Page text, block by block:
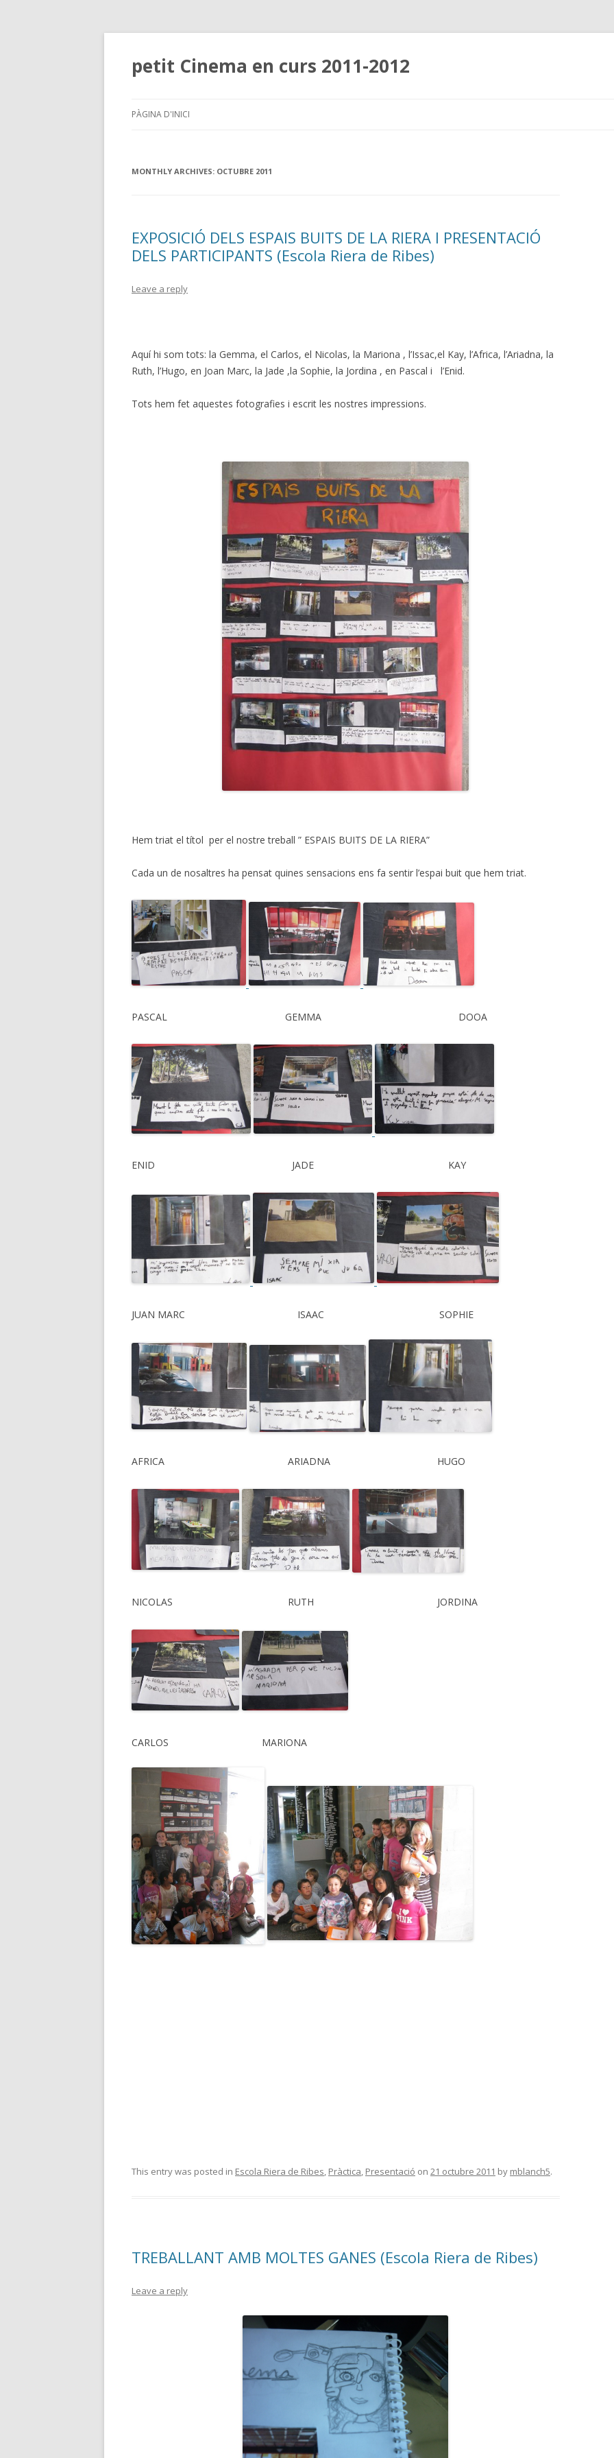
petit Cinema en curs 2011-2012
PÀGINA D'INICI
MONTHLY ARCHIVES: OCTUBRE 2011
EXPOSICIÓ DELS ESPAIS BUITS DE LA RIERA I PRESENTACIÓ
DELS PARTICIPANTS (Escola Riera de Ribes)
Leave a reply
Aquí hi som tots: la Gemma, el Carlos, el Nicolas, la Mariona , l’Issac,el Kay, l’Africa, l’Ariadna, la
Ruth, l’Hugo, en Joan Marc, la Jade ,la Sophie, la Jordina , en Pascal i l’Enid.
Tots hem fet aquestes fotografies i escrit les nostres impressions.
Hem triat el títol per el nostre treball ” ESPAIS BUITS DE LA RIERA”
Cada un de nosaltres ha pensat quines sensacions ens fa sentir l’espai buit que hem triat.
PASCAL GEMMA DOOA
ENID JADE KAY
JUAN MARC ISAAC SOPHIE
AFRICA ARIADNA HUGO
NICOLAS RUTH JORDINA
CARLOS MARIONA
This entry was posted in Escola Riera de Ribes, Pràctica, Presentació on 21 octubre 2011 by mblanch5.
TREBALLANT AMB MOLTES GANES (Escola Riera de Ribes)
Leave a reply